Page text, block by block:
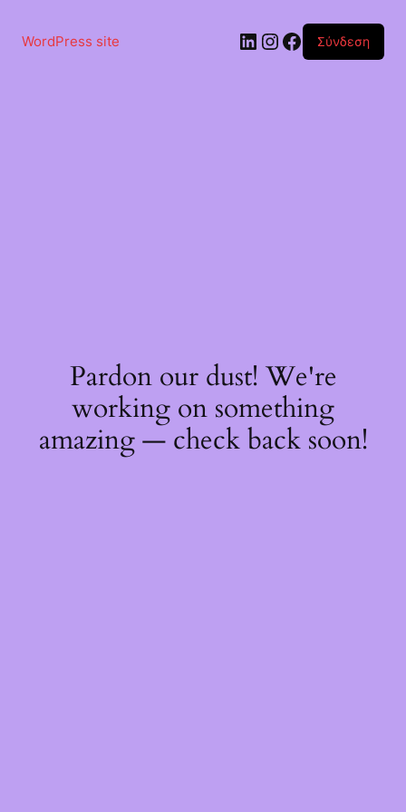
περιεχόμενο
WordPress site Linkedin
Instagram
Facebook
Σύνδεση
Pardon our dust! We're
working on something
amazing — check back soon!